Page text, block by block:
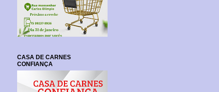
CASA DE CARNES
CONFIANÇA